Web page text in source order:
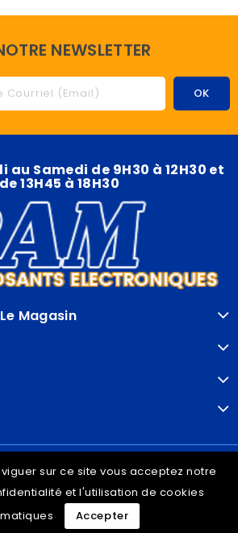
NEWSLETTER
au Samedi de 9H30 à 12H30 et
de 13H45 à 18H30
Magasin
© VDRAM - 2026
sur ce site vous acceptez notre
et l'utilisation de cookies
Accepter